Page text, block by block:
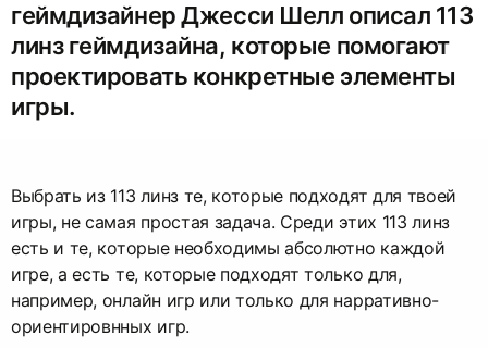
геймдизайнер Джесси Шелл описал 113
линз геймдизайна, которые помогают
проектировать конкретные элементы
игры.
Выбрать из 113 линз те, которые подходят для твоей
игры, не самая простая задача. Среди этих 113 линз
есть и те, которые необходимы абсолютно каждой
игре, а есть те, которые подходят только для,
например, онлайн игр или только для нарративно-
ориентировнных игр.